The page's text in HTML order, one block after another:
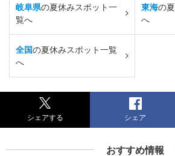
岐阜県の夏休みスポット一
覧へ
東海の
へ
全国の夏休みスポット一覧
へ
シェアする シェア
おすすめ情報